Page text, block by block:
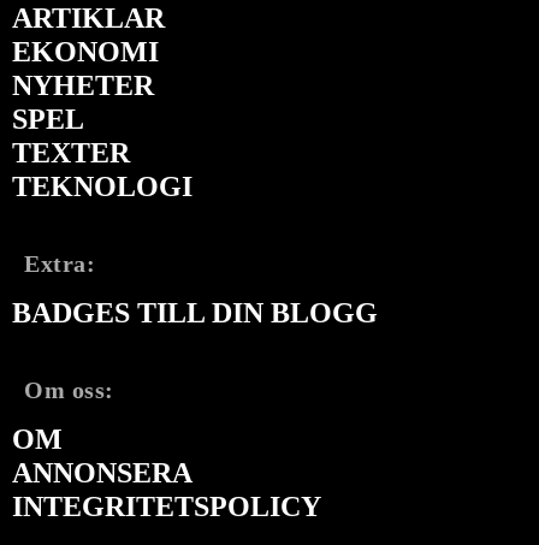
ARTIKLAR
EKONOMI
NYHETER
SPEL
TEXTER
TEKNOLOGI
Extra:
BADGES TILL DIN BLOGG
Om oss:
OM
ANNONSERA
INTEGRITETSPOLICY